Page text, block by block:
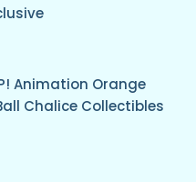
Animation Orange
Chalice Collectibles